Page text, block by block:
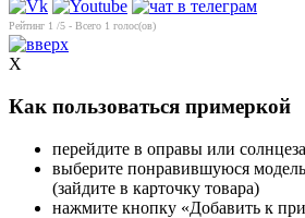
Рейтинг 1 /5 - Всего 1 голос(ов)
X
Как пользоваться примеркой
перейдите в оправы или
выберите понравившуюся
(зайдите в карточку товара)
нажмите кнопку «Добавить к